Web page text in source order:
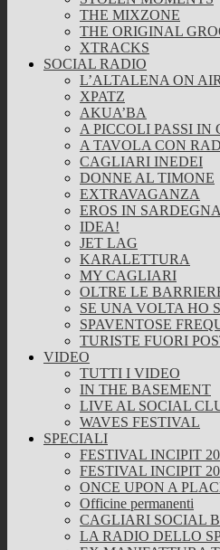
THE MIXZONE
THE ORIGINAL
XTRACKS
SOCIAL RADIO
L’ALTALENA ON AIR
XPATZ
AKUA’BA
A PICCOLI PASSI IN
A TAVOLA CON
CAGLIARI INEDEI
DONNE AL TIMONE
EXTRAVAGANZA
EROS IN SARDEGNA
IDEA!
JET LAG
KARALETTURA
MY CAGLIARI
OLTRE LE
SE UNA VOLTA HO
SPAVENTOSE
TURISTE FUORI
VIDEO
TUTTI I VIDEO
IN THE BASEMENT
LIVE AL SOCIAL
WAVES FESTIVAL
SPECIALI
FESTIVAL INCIPIT
FESTIVAL INCIPIT
ONCE UPON A
Officine permanenti
CAGLIARI SOCIAL
LA RADIO DELLO